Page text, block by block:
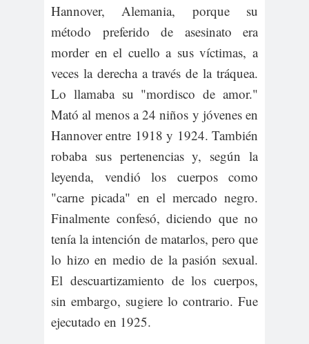
Hannover, Alemania, porque su
método preferido de asesinato era
morder en el cuello a sus víctimas, a
veces la derecha a través de la tráquea.
Lo llamaba su "mordisco de amor."
Mató al menos a 24 niños y jóvenes en
Hannover entre 1918 y 1924. También
robaba sus pertenencias y, según la
leyenda, vendió los cuerpos como
"carne picada" en el mercado negro.
Finalmente confesó, diciendo que no
tenía la intención de matarlos, pero que
lo hizo en medio de la pasión sexual.
El descuartizamiento de los cuerpos,
sin embargo, sugiere lo contrario. Fue
ejecutado en 1925.